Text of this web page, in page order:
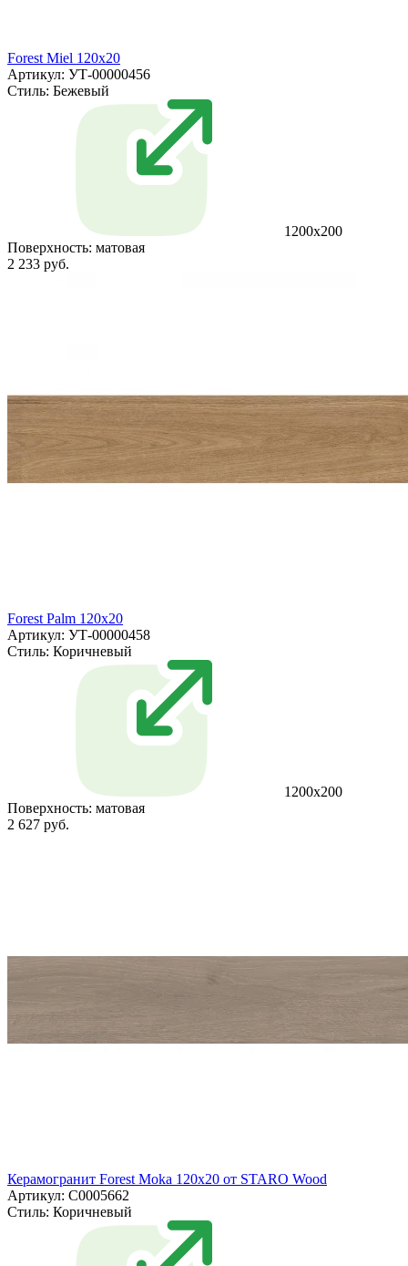
Forest Miel 120x20
Артикул: УТ-00000456
Стиль: Бежевый
1200x200
Поверхность: матовая
2 233 руб.
Forest Palm 120x20
Артикул: УТ-00000458
Стиль: Коричневый
1200x200
Поверхность: матовая
2 627 руб.
Керамогранит Forest Moka 120x20 от STARO Wood
Артикул: С0005662
Стиль: Коричневый